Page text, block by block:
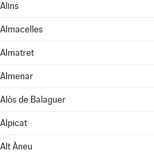
Alins
Almacelles
Almatret
Almenar
Alòs de Balaguer
Alpicat
Alt Àneu